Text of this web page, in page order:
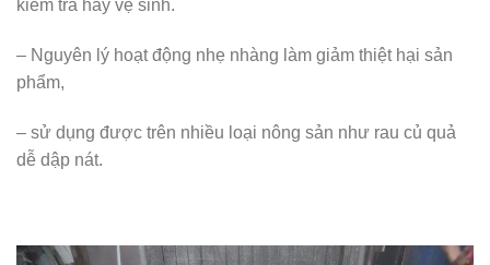
kiểm tra hay vệ sinh.
– Nguyên lý hoạt động nhẹ nhàng làm giảm thiệt hại sản
phẩm,
– sử dụng được trên nhiều loại nông sản như rau củ quả
dễ dập nát.